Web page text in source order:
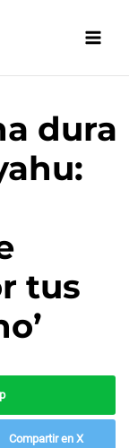
dura
tus
Compartir en X